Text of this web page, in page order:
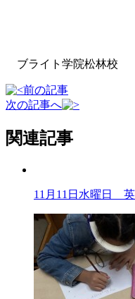
ブライト学院松林校
前の記事
次の記事へ
関連記事
11月11日水曜日